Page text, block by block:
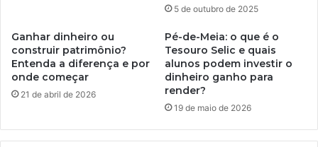
5 de outubro de 2025
Ganhar dinheiro ou
construir patrimônio?
Entenda a diferença e por
onde começar
21 de abril de 2026
Pé-de-Meia: o que é o
Tesouro Selic e quais
alunos podem investir o
dinheiro ganho para
render?
19 de maio de 2026